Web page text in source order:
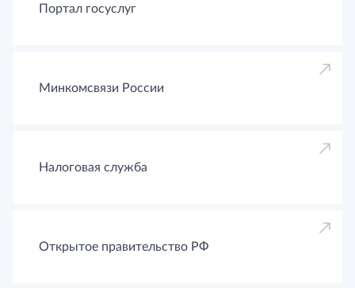
Портал госуслуг
Минкомсвязи России
Налоговая служба
Открытое правительство РФ